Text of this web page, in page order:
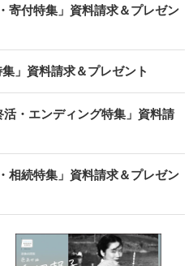
寄付特集」資料請求＆プレゼン
」資料請求＆プレゼント
・エンディング特集」資料請
相続特集」資料請求＆プレゼン